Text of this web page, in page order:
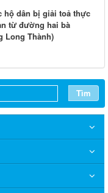
hộ dân bị giải toả thực
từ đường hai bà
Long Thành)
Tìm